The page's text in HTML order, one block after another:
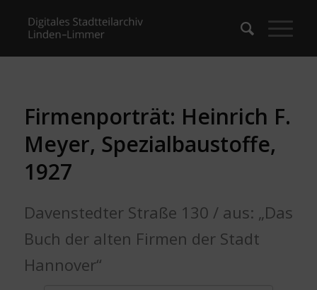
Firmenporträt: Heinrich F.
Meyer, Spezialbaustoffe,
1927
Davenstedter Straße 130 / aus: „Das
Buch der alten Firmen der Stadt
Hannover“